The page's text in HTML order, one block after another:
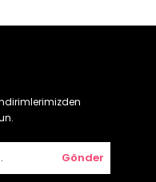
Gönder